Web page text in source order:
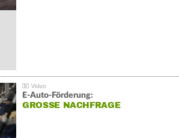
E-Auto-Förderung:
GROSSE NACHFRAGE